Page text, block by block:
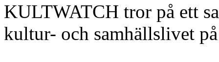
KULTWATCH tror på ett
kultur- och samhällslivet